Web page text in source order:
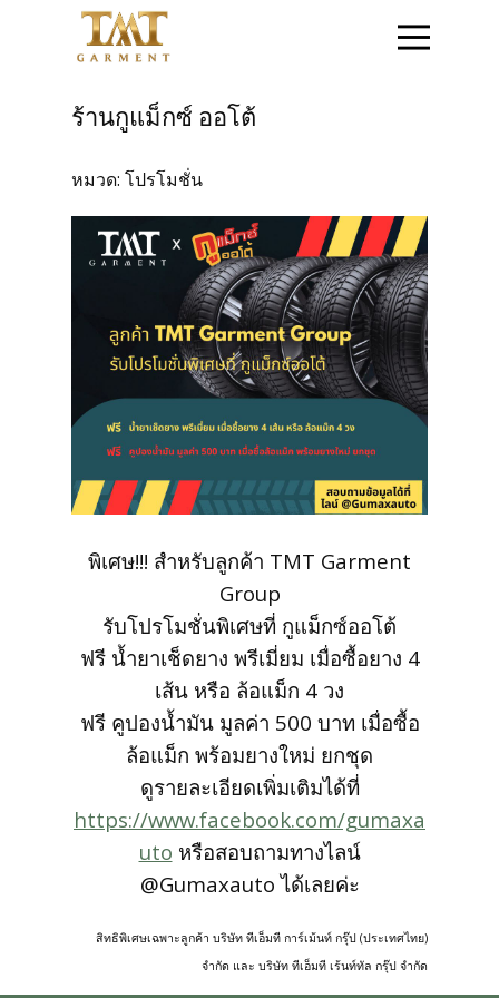
ติดต่อสอบถาม
สินค้าชุดข้าราชการ
สินค้าเสื้อสูท
โปรโมชั่น
วิธีการสั่งซื้อสินค้า
สั่งซื้อชุดสูทสำเร็จรูป
สั่งตัดชุดสูทออนไลน์
บริการให้เช่าชุดสูท
บริการแก้ไขชุดสูท
บริการซักแห้งและดูแลชุดสูท
ลูกค้าที่ใช้บริการกับเรา
รีวิวจากลูกค้า
ร้านกูแม็กซ์ ออโต้
หมวด: โปรโมชั่น
พิเศษ!!! สำหรับลูกค้า TMT Garment
Group
รับโปรโมชั่นพิเศษที่ กูแม็กซ์ออโต้
ฟรี น้ำยาเช็ดยาง พรีเมี่ยม เมื่อซื้อยาง 4
เส้น หรือ ล้อแม็ก 4 วง
ฟรี คูปองน้ำมัน มูลค่า 500 บาท เมื่อซื้อ
ล้อแม็ก พร้อมยางใหม่ ยกชุด
ดูรายละเอียดเพิ่มเติมได้ที่
https://www.facebook.com/gumaxa
uto หรือสอบถามทางไลน์
@Gumaxauto ได้เลยค่ะ
สิทธิพิเศษเฉพาะลูกค้า บริษัท ทีเอ็มที การ์เม้นท์ กรุ๊ป (ประเทศไทย)
จำกัด และ บริษัท ทีเอ็มที เร้นท์ทัล กรุ๊ป จำกัด